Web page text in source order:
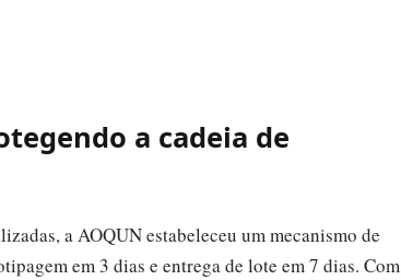
a cadeia de
a AOQUN estabeleceu um mecanismo de
em 3 dias e entrega de lote em 7 dias. Com